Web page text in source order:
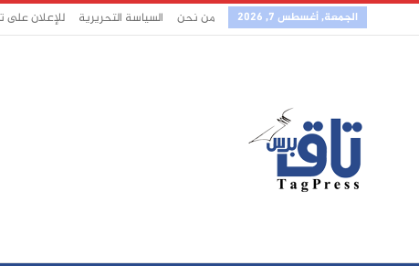
الجمعة, أغسطس 7, 2026 من نحن السياسة التحريرية للإعلان